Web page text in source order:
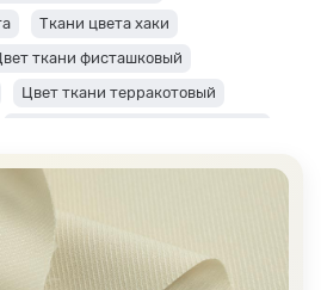
Ткани цвета хаки
ткани фисташковый
Цвет ткани терракотовый
Цвет ткани розовый
персикового цвета
Ткани оливкового цвета